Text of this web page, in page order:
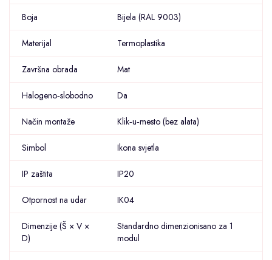
Boja Bijela (RAL 9003)
Materijal Termoplastika
Završna obrada Mat
Halogeno‑slobodno Da
Način montaže Klik‑u‑mesto (bez alata)
Simbol Ikona svjetla
IP zaštita IP20
Otpornost na udar IK04
Dimenzije (Š × V ×
D)
Standardno dimenzionisano za 1
modul